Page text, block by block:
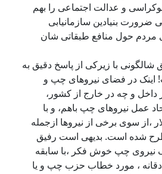
و عدالت اجتماعی را بهم
بنیادین سازمانیابی
حول منافع طبقاتی شان
شالگونی با زیرکی از پاسخ دقیق به
در فضای نیروهای چپ و
و چه در خارج از کشور،
نیروهای چپ باهم، و با
سوی برخی از نیروها ازجمله
شده است. بدیهی است رفیق
نیروی چپ خوش فکر ،با سابقه
، مورد خطاب حزب چپ و یا